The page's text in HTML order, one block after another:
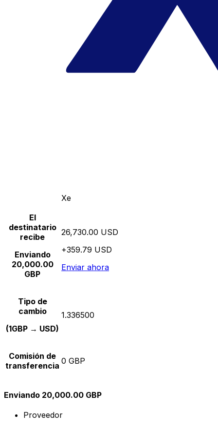
Xe
El
destinatario
recibe
Enviando
20,000.00
GBP
26,730.00 USD
+359.79 USD
Enviar ahora
Tipo de
cambio
(1GBP → USD)
1.336500
Comisión de
transferencia 0 GBP
Enviando 20,000.00 GBP
Proveedor